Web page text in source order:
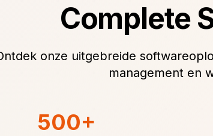
Complete
onze uitgebreide
management en
500+